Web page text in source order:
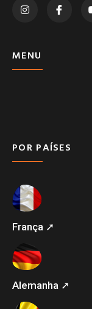
MENU
POR PAÍSES
França ➚
Alemanha ➚